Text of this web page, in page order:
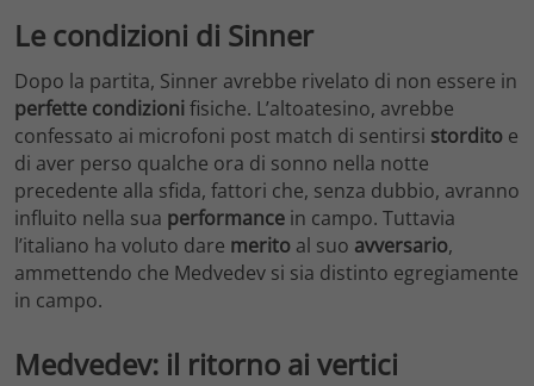
Le condizioni di Sinner
Dopo la partita, Sinner avrebbe rivelato di non essere in
perfette condizionifisiche. L’altoatesino, avrebbe
confessato ai microfoni post match di sentirsi stordito e
di aver perso qualche ora di sonno nella notte
precedente alla sfida, fattori che, senza dubbio, avranno
influito nella sua performance in campo. Tuttavia
l’italiano ha voluto dare merito al suo avversario,
ammettendo che Medvedev si sia distinto egregiamente
in campo.
Medvedev: il ritorno ai vertici